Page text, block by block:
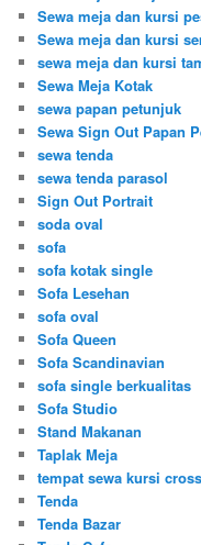
Sewa meja dan kursi
Sewa meja dan kursi
sewa meja dan kursi
Sewa Meja Kotak
sewa papan petunjuk
Sewa Sign Out Papan
sewa tenda
sewa tenda parasol
Sign Out Portrait
soda oval
sofa
sofa kotak single
Sofa Lesehan
sofa oval
Sofa Queen
Sofa Scandinavian
sofa single berkualitas
Sofa Studio
Stand Makanan
Taplak Meja
tempat sewa kursi
Tenda
Tenda Bazar